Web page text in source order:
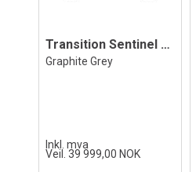
Transition Sentinel Alloy Deore, Grey
Graphite Grey
Inkl. mva
Veil. 39 999,00 NOK